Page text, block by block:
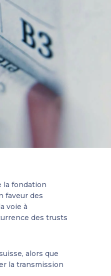
la fondation
faveur des
voie à
des trusts
alors que
la transmission